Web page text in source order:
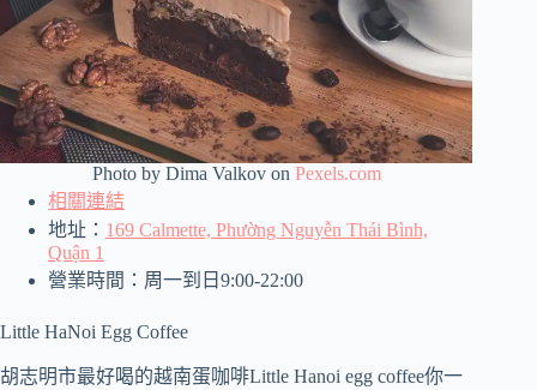
Photo by Dima Valkov on Pexels.com
相關連結
地址： 169 Calmette, Phường Nguyễn Thái Bình,
Quận 1
營業時間：周一到日9:00-22:00
Little HaNoi Egg Coffee
胡志明市最好喝的越南蛋咖啡Little Hanoi egg coffee你一